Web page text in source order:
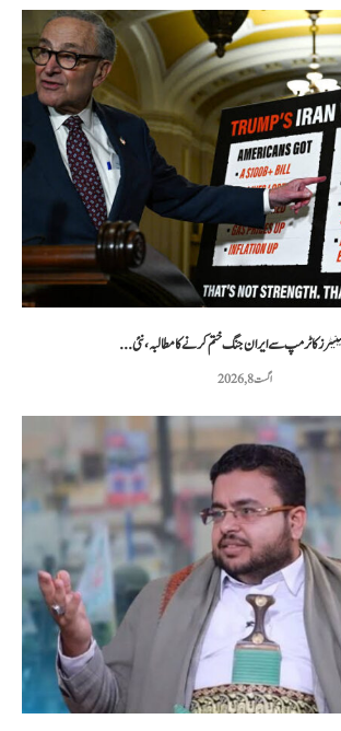
کا ٹرمپ سے ایران جنگ ختم کرنے کا مطالبہ، نئی...
اگست 8, 2026